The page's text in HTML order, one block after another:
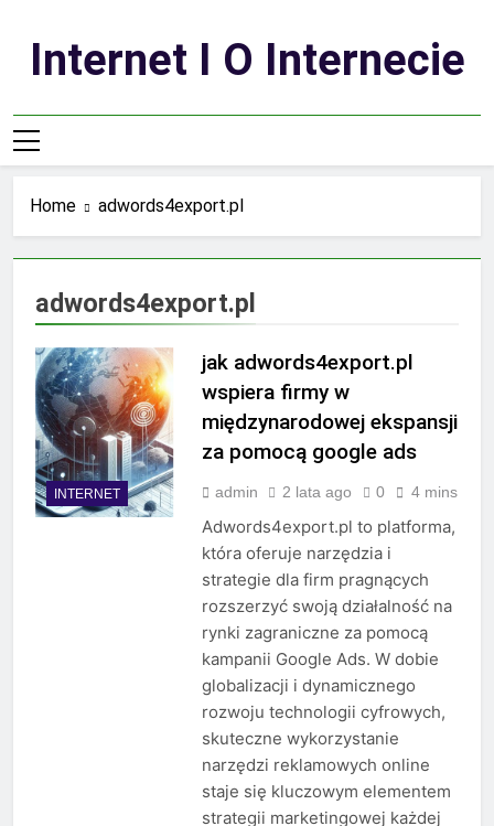
contentInternet I O Internecie
Home adwords4export.pl
adwords4export.pl
INTERNET
jak adwords4export.pl
wspiera firmy w
międzynarodowej ekspansji
za pomocą google ads
admin 2 lata ago 0 4 mins
Adwords4export.pl to platforma,
która oferuje narzędzia i
strategie dla firm pragnących
rozszerzyć swoją działalność na
rynki zagraniczne za pomocą
kampanii Google Ads. W dobie
globalizacji i dynamicznego
rozwoju technologii cyfrowych,
skuteczne wykorzystanie
narzędzi reklamowych online
staje się kluczowym elementem
strategii marketingowej każdej